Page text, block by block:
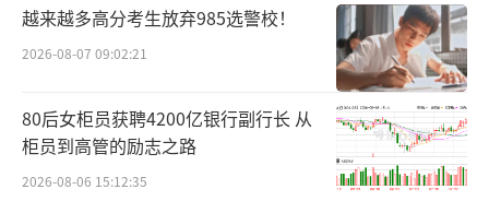
越来越多高分考生放弃985选警校！
2026-08-07 09:02:21
80后女柜员获聘4200亿银行副行长 从
柜员到高管的励志之路
2026-08-06 15:12:35